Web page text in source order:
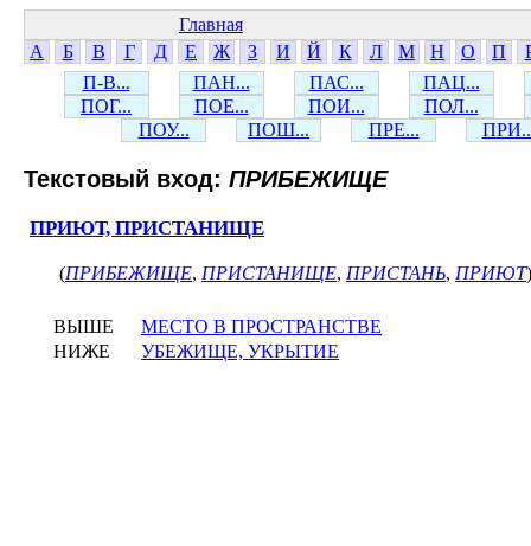
Главная
А
Б В Г Д Е Ж З И Й К Л М Н О П
П-В...
ПАН... ПАС...
ПАЦ...
ПОГ...
ПОЕ... ПОИ...
ПОЛ...
ПОУ...
ПОШ... ПРЕ...
Текстовый вход: ПРИБЕЖИЩЕ
ПРИЮТ, ПРИСТАНИЩЕ
(ПРИБЕЖИЩЕ, ПРИСТАНИЩЕ, ПРИСТАНЬ, ПРИЮТ)
ВЫШЕ
МЕСТО В ПРОСТРАНСТВЕ
НИЖЕ
УБЕЖИЩЕ, УКРЫТИЕ